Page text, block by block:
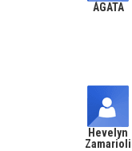
ÁGATA
Hevelyn
Zamarioli